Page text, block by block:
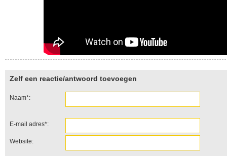
Zelf een reactie/antwoord toevoegen
Naam*:
E-mail adres*:
Website: